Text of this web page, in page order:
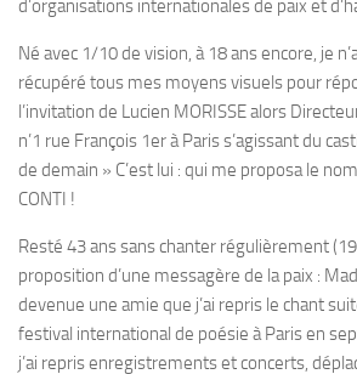
d’organisations internationales de paix et
Né avec 1/10 de vision, à 18 ans encore, je
récupéré tous mes moyens visuels pour
l’invitation de Lucien MORISSE alors
n’1 rue François 1er à Paris s’agissant du
de demain » C’est lui : qui me proposa le
CONTI !
Resté 43 ans sans chanter régulièrement
proposition d’une messagère de la paix :
devenue une amie que j’ai repris le chant
festival international de poésie à Paris en
j’ai repris enregistrements et concerts,